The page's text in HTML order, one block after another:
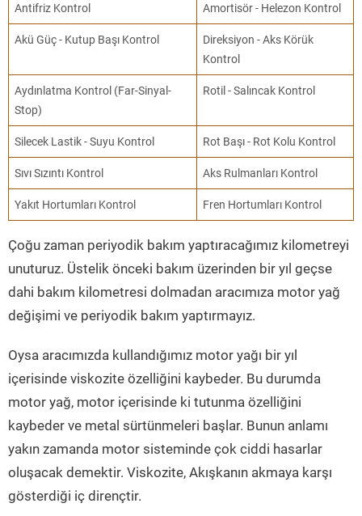
Antifriz Kontrol Amortisör - Helezon Kontrol
Akü Güç - Kutup Başı Kontrol
Direksiyon - Aks Körük
Kontrol
Aydınlatma Kontrol (Far-Sinyal-
Stop)
Rotil - Salıncak Kontrol
Silecek Lastik - Suyu Kontrol Rot Başı - Rot Kolu Kontrol
Sıvı Sızıntı Kontrol Aks Rulmanları Kontrol
Yakıt Hortumları Kontrol Fren Hortumları Kontrol
Çoğu zaman periyodik bakım yaptıracağımız kilometreyi
unuturuz. Üstelik önceki bakım üzerinden bir yıl geçse
dahi bakım kilometresi dolmadan aracımıza motor yağ
değişimi ve periyodik bakım yaptırmayız.
Oysa aracımızda kullandığımız motor yağı bir yıl
içerisinde viskozite özelliğini kaybeder. Bu durumda
motor yağ, motor içerisinde ki tutunma özelliğini
kaybeder ve metal sürtünmeleri başlar. Bunun anlamı
yakın zamanda motor sisteminde çok ciddi hasarlar
oluşacak demektir. Viskozite, Akışkanın akmaya karşı
gösterdiği iç dirençtir.